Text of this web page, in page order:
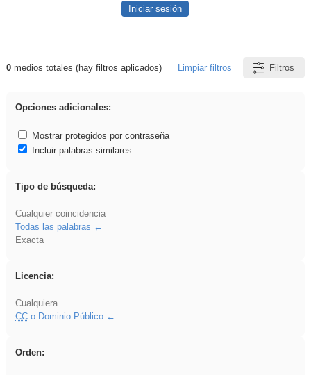
Iniciar sesión
Resultados de: Oral
0medios totales (hay filtros aplicados) Limpiar filtros Filtros
Opciones adicionales:
Mostrar protegidos por contraseña
Incluir palabras similares
Tipo de búsqueda:
Cualquier coincidencia
Todas las palabras
Exacta
Licencia:
Cualquiera
CCo Dominio Público
Orden: